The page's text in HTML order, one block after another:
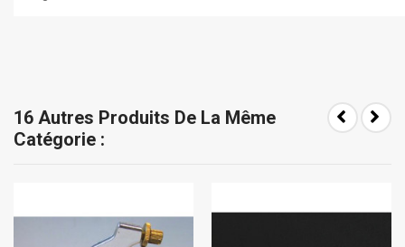
16 Autres Produits De La Même
Catégorie :